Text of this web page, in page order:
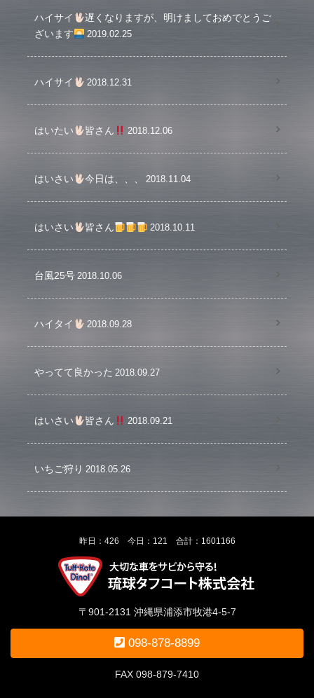
ハイサイ
遅くなりますが、明けましておめでとうご
ざいます
2019.02.25
ハイサイ 2018.12.31
はいたい 皆さん 2018.12.06
はいさい 今日は、、、 2018.11.04
はいさい 皆さん 2018.10.11
台風25号 2018.10.06
ハイタイ 2018.09.28
やってて良かった 2018.09.27
はいさい 皆さん 2018.09.21
いちご狩り 2018.05.26
昨日：426 今日：121 合計：1601166
〒901-2131 沖縄県浦添市牧港4-5-7
098-878-8899
FAX 098-879-7410